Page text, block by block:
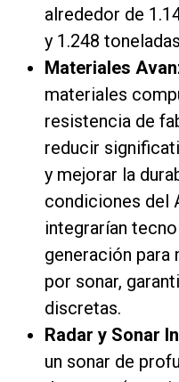
alrededor de
y 1.248
Materiales
materiales
resistencia de
reducir
y mejorar la
condiciones del
integrarían
generación
por sonar,
discretas.
Radar y Sonar
un sonar de